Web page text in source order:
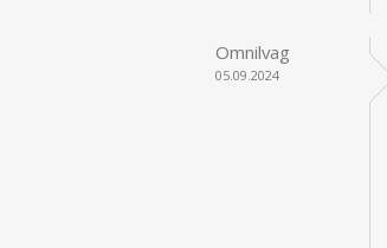
Omnilvag
05.09.2024